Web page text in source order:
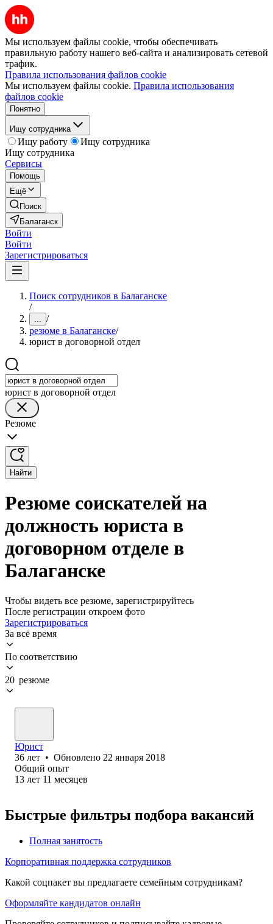
Мы используем файлы cookie, чтобы обеспечивать
правильную работу нашего веб-сайта и анализировать сетевой
трафик.
Правила использования файлов cookie
Мы используем файлы cookie. Правила использования
файлов cookie
Понятно
Ищу сотрудника
Ищу работу
Ищу сотрудника
Ищу сотрудника
Сервисы
Помощь
Ещё
Поиск
Балаганск
Войти
Войти
Зарегистрироваться
Поиск сотрудников в Балаганске
/
... /
резюме в Балаганске/
юрист в договорной отдел
юрист в договорной отдел
Резюме
Найти
Резюме соискателей на
должность юриста в
договорном отделе в
Балаганске
Чтобы видеть все резюме, зарегистрируйтесь
После регистрации откроем фото
Зарегистрироваться
За всё время
По соответствию
20 резюме
Юрист
36 лет • Обновлено 22 января 2018
Общий опыт
13 лет 11 месяцев
Быстрые фильтры подбора вакансий
Полная занятость
Корпоративная поддержка сотрудников
Какой соцпакет вы предлагаете семейным сотрудникам?
Оформляйте кандидатов онлайн